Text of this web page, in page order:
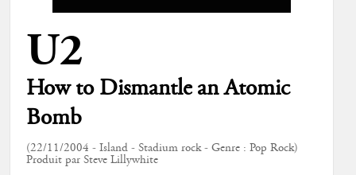
U2
How to Dismantle an Atomic
Bomb
(22/11/2004 - Island - Stadium rock - Genre : Pop Rock)
Produit par Steve Lillywhite